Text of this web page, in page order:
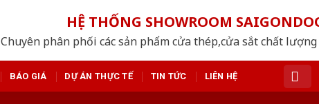
HỆ THỐNG SHOWROOM
Chuyên phân phối các sản phẩm cửa thép,cửa sắt chất
BÁO GIÁ DỰ ÁN THỰC TẾ TIN TỨC LIÊN HỆ